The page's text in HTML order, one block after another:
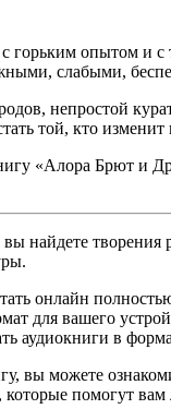
горьким опытом и
слабыми,
непростой
той, кто изменит
«Алора Брют
найдете творения
онлайн
для вашего
аудиокниги в
вы можете
помогут